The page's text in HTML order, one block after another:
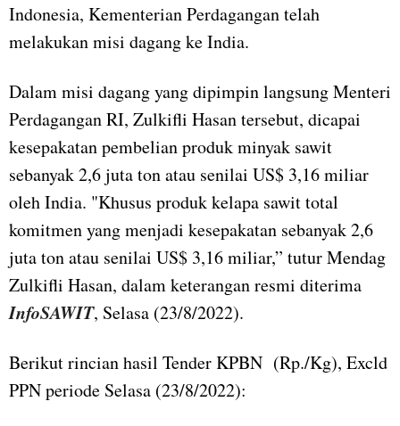
Indonesia, Kementerian Perdagangan telah
melakukan misi dagang ke India.
Dalam misi dagang yang dipimpin langsung Menteri
Perdagangan RI, Zulkifli Hasan tersebut, dicapai
kesepakatan pembelian produk minyak sawit
sebanyak 2,6 juta ton atau senilai US$ 3,16 miliar
oleh India. "Khusus produk kelapa sawit total
komitmen yang menjadi kesepakatan sebanyak 2,6
juta ton atau senilai US$ 3,16 miliar,” tutur Mendag
Zulkifli Hasan, dalam keterangan resmi diterima
InfoSAWIT, Selasa (23/8/2022).
Berikut rincian hasil Tender KPBN (Rp./Kg), Excld
PPN periode Selasa (23/8/2022):